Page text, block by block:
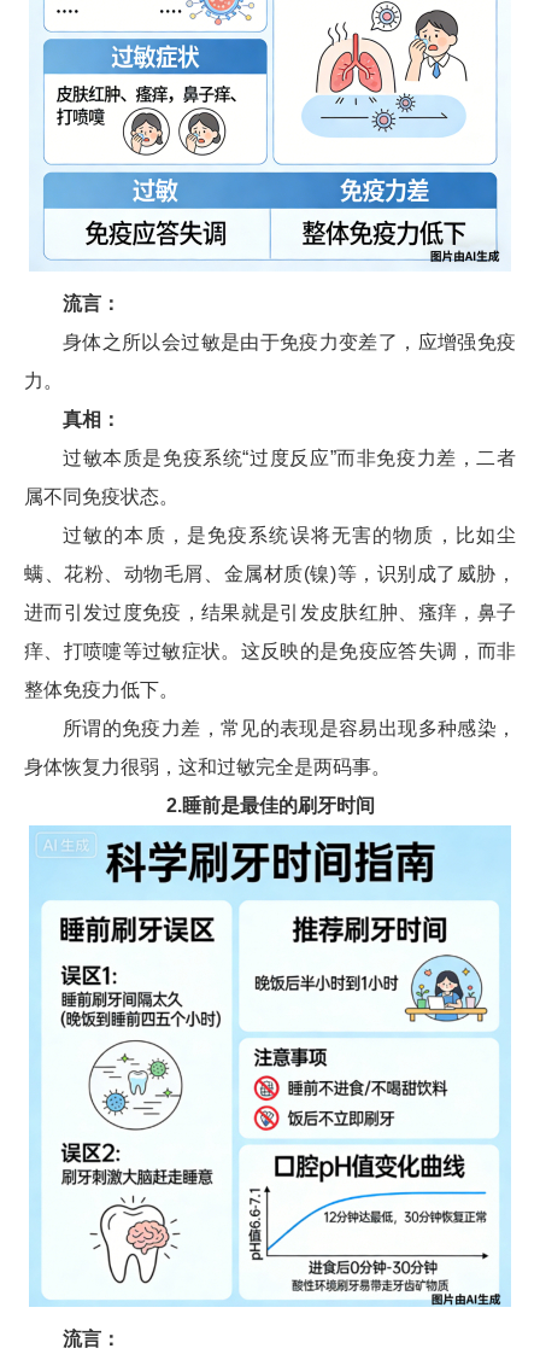
流言：
身体之所以会过敏是由于免疫力变差了，应增强免疫
力。
真相：
过敏本质是免疫系统“过度反应”而非免疫力差，二者
属不同免疫状态。
过敏的本质，是免疫系统误将无害的物质，比如尘
螨、花粉、动物毛屑、金属材质(镍)等，识别成了威胁，
进而引发过度免疫，结果就是引发皮肤红肿、瘙痒，鼻子
痒、打喷嚏等过敏症状。这反映的是免疫应答失调，而非
整体免疫力低下。
所谓的免疫力差，常见的表现是容易出现多种感染，
身体恢复力很弱，这和过敏完全是两码事。
2.睡前是最佳的刷牙时间
流言：